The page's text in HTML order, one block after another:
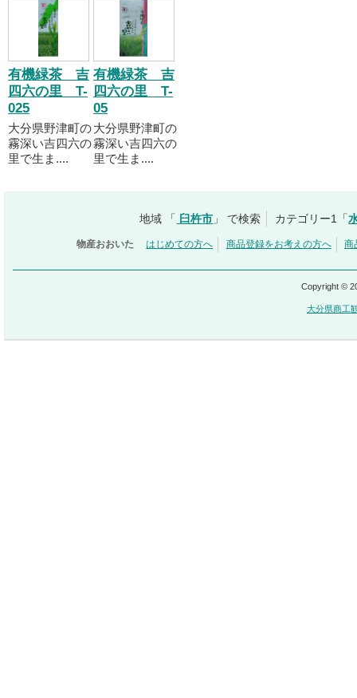
有機緑茶 吉
四六の里 T-
025
大分県野津町の
霧深い吉四六の
里で生ま....
有機緑茶 吉
四六の里 T-
05
大分県野津町の
霧深い吉四六の
里で生ま....
地域 「 臼杵市 」 で検索 カテゴリー1「
物産おおいた はじめての方へ 商品登録をお考えの方へ 商
Copyright ©
大分県商工